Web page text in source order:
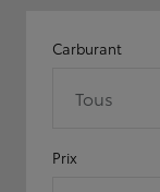
Carburant
Tous
Prix